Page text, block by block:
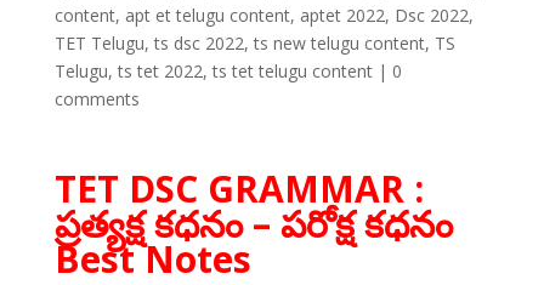
content, apt et telugu content, aptet 2022, Dsc 2022,
TET Telugu,ts dsc 2022,ts new telugu content, TS
Telugu,ts tet 2022,ts tet telugu content| 0
comments
TET DSC GRAMMAR :
ప్రత్యక్ష కధనం – పరోక్ష కధనం
Best Notes